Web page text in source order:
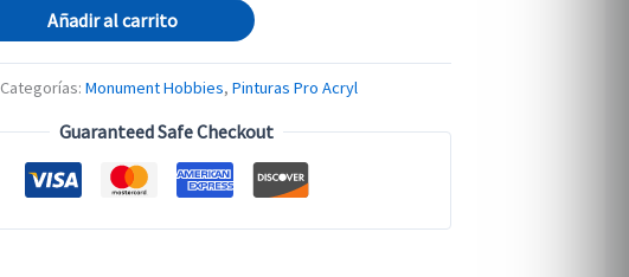
Añadir al carrito
Categorías: Monument Hobbies, Pinturas Pro Acryl
Guaranteed Safe Checkout